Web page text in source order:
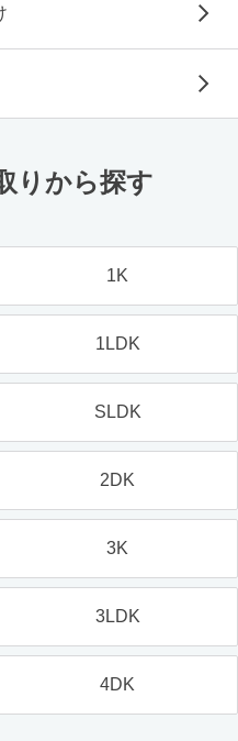
りから探す
1K
1LDK
SLDK
2DK
3K
3LDK
4DK